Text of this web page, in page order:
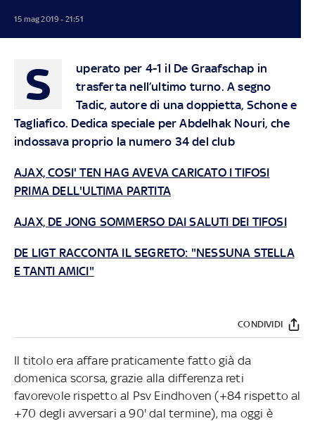
15 mag 2019 - 21:51
S
uperato per 4-1 il De Graafschap in
trasferta nell’ultimo turno. A segno
Tadic, autore di una doppietta, Schone e
Tagliafico. Dedica speciale per Abdelhak Nouri, che
indossava proprio la numero 34 del club
AJAX, COSI' TEN HAG AVEVA CARICATO I TIFOSI
PRIMA DELL'ULTIMA PARTITA
AJAX, DE JONG SOMMERSO DAI SALUTI DEI TIFOSI
DE LIGT RACCONTA IL SEGRETO: "NESSUNA STELLA
E TANTI AMICI"
CONDIVIDI
Il titolo era affare praticamente fatto già da
domenica scorsa, grazie alla differenza reti
favorevole rispetto al Psv Eindhoven (+84 rispetto al
+70 degli avversari a 90' dal termine), ma oggi è